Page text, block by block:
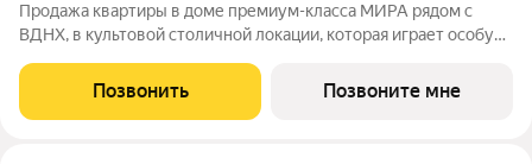
Продажа квартиры в доме премиум-класса МИРА рядом с
ВДНХ, в культовой столичной локации, которая играет особую
квартира площадью 56.24 м расположена в корпусе 3, на 3
этаже 24 этажного дома.
Позвонить Позвоните мне